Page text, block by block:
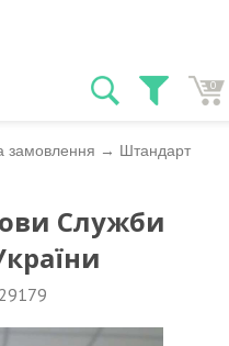
0
замовлення → Штандарт
Служби